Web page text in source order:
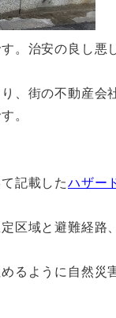
。治安の良し悪
、街の不動産会
。
記載したハザー
区域と避難経路
るように自然災